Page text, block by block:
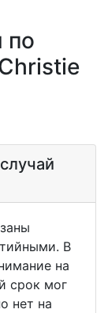
по
В
на
срок мог
нет на